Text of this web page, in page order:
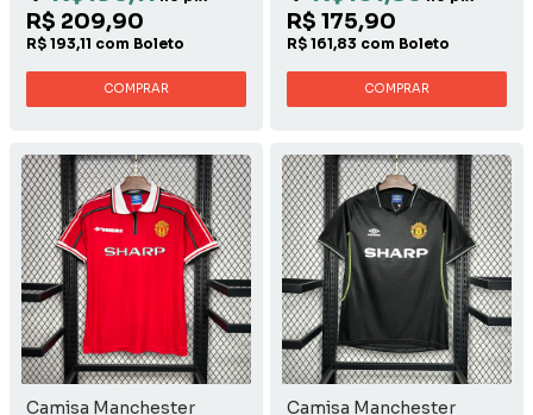
R$ 209,90
R$ 193,11 com Boleto
COMPRAR
R$ 175,90
R$ 161,83 com Boleto
COMPRAR
Camisa Manchester
Camisa Manchester